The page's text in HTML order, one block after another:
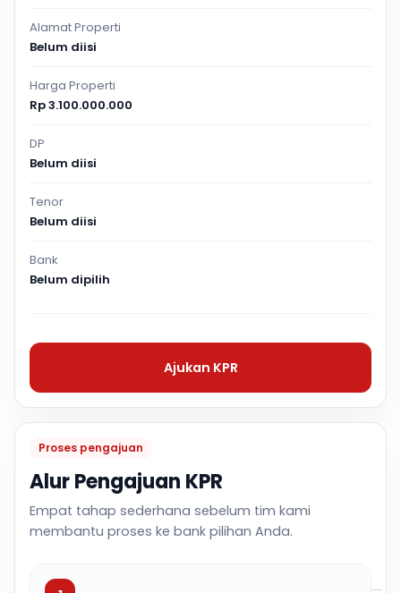
Proses pengajuan
Alur Pengajuan KPR
Empat tahap sederhana sebelum tim kami
membantu proses ke bank pilihan Anda.
Alamat Properti
Belum diisi
Harga Properti
Rp 3.100.000.000
DP
Belum diisi
Tenor
Belum diisi
Bank
Belum dipilih
Ajukan KPR